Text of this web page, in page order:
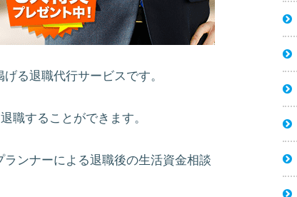
る退職代行サービスです。
職することができます。
ンナーによる退職後の生活資金相談